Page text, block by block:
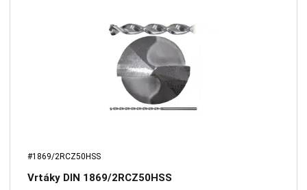
#1869/2RCZ50HSS
Vrtáky DIN 1869/2RCZ50HSS